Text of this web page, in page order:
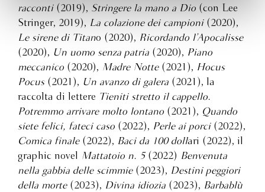
racconti(2019), Stringere la mano a Dio (con Lee
Stringer, 2019), La colazione dei campioni(2020),
Le sirene di Titano (2020), Ricordando l’Apocalisse
(2020), Un uomo senza patria (2020), Piano
meccanico (2020), Madre Notte(2021), Hocus
Pocus(2021), Un avanzo di galera (2021), la
raccolta di lettere Tieniti stretto il cappello.
Potremmo arrivare molto lontano (2021), Quando
siete felici, fateci caso (2022), Perle ai porci(2022),
Comica finale(2022), Baci da 100 dollari (2022), il
graphic novel
Mattatoio n. 5(2022) Benvenuta
nella gabbia delle scimmie(2023), Destini peggiori
della morte(2023), Divina idiozia (2023), Barbablù